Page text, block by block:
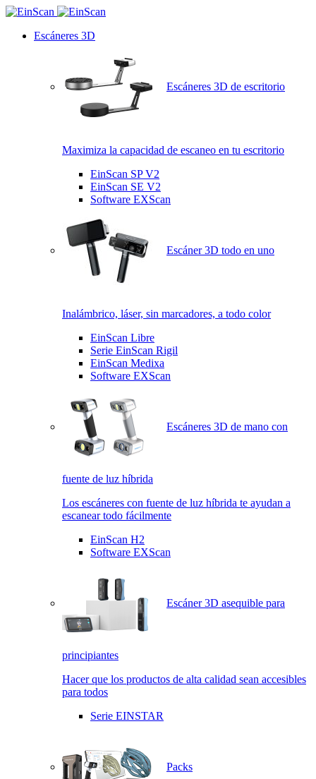
Escáneres 3D
Escáneres 3D de escritorio
Maximiza la capacidad de escaneo en tu escritorio
EinScan SP V2
EinScan SE V2
Software EXScan
Escáner 3D todo en uno
Inalámbrico, láser, sin marcadores, a todo color
EinScan Libre
Serie EinScan Rigil
EinScan Medixa
Software EXScan
Escáneres 3D de mano con
fuente de luz híbrida
Los escáneres con fuente de luz híbrida te ayudan a
escanear todo fácilmente
EinScan H2
Software EXScan
Escáner 3D asequible para
principiantes
Hacer que los productos de alta calidad sean accesibles
para todos
Serie EINSTAR
Packs